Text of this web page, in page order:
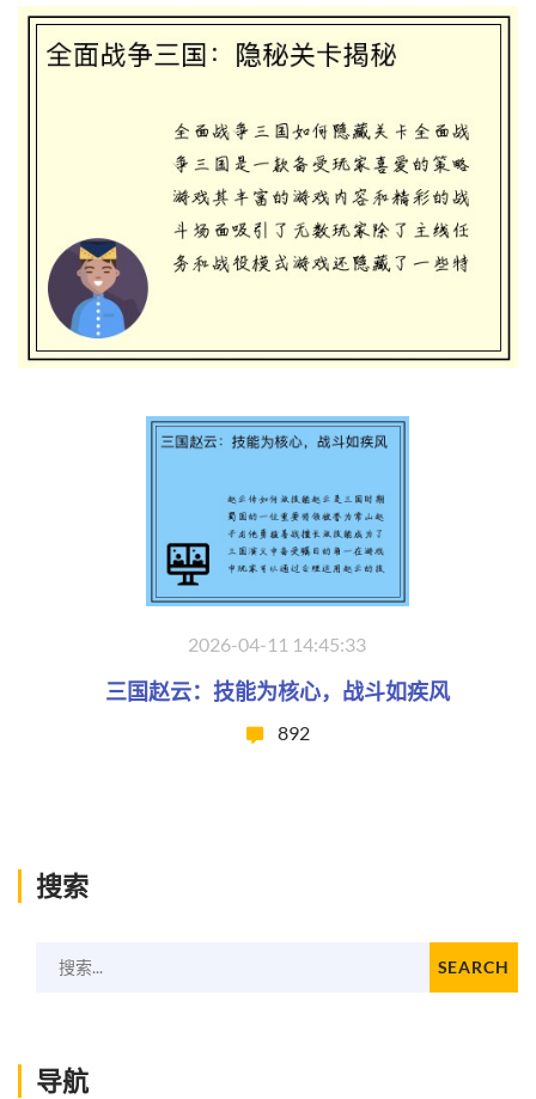
2026-04-11 14:45:33
三国赵云：技能为核心，战斗如疾风
892
搜索
搜索... SEARCH
导航